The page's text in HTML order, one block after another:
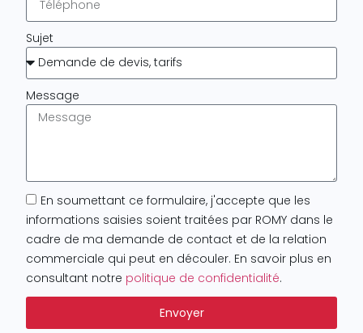
Sujet
Message
En soumettant ce formulaire, j'accepte que les
informations saisies soient traitées par ROMY dans le
cadre de ma demande de contact et de la relation
commerciale qui peut en découler. En savoir plus en
consultant notre politique de confidentialité.
Envoyer